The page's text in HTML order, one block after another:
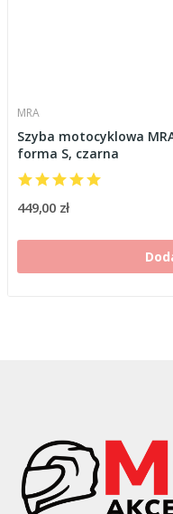
MRA
Szyba motocyklowa
forma S, czarna
449,00 zł